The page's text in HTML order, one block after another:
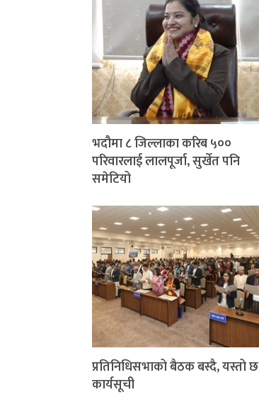
भदौमा ८ जिल्लाका करिब ५००
परिवारलाई लालपूर्जा, सुर्खेत पनि
समेटियो
प्रतिनिधिसभाको बैठक बस्दै, यस्तो छ
कार्यसूची